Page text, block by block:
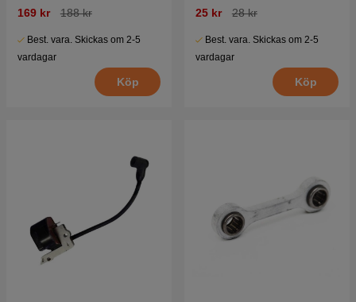
169 kr 188 kr
Best. vara. Skickas om 2-5
vardagar
Köp
25 kr 28 kr
Best. vara. Skickas om 2-5
vardagar
Köp